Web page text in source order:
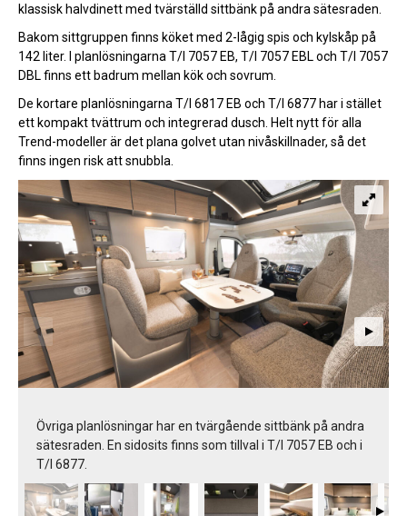
klassisk halvdinett med tvärställd sittbänk på andra sätesraden.
Bakom sittgruppen finns köket med 2-lågig spis och kylskåp på
142 liter. I planlösningarna T/I 7057 EB, T/I 7057 EBL och T/I 7057
DBL finns ett badrum mellan kök och sovrum.
De kortare planlösningarna T/I 6817 EB och T/I 6877 har i stället
ett kompakt tvättrum och integrerad dusch. Helt nytt för alla
Trend-modeller är det plana golvet utan nivåskillnader, så det
finns ingen risk att snubbla.
Övriga planlösningar har en tvärgående sittbänk på andra
sätesraden. En sidosits finns som tillval i T/I 7057 EB och i
T/I 6877.